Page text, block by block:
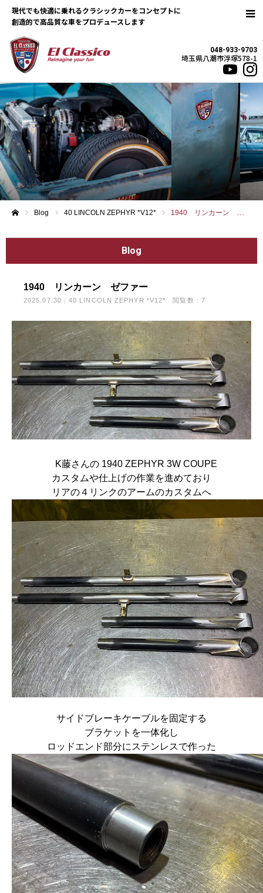
現代でも快適に乗れるクラシックカーをコンセプトに
048-933-9703
埼玉県八潮市浮塚578-1
Blog 40 LINCOLN ZEPHYR *V12* 1940 リンカーン ゼファー
Blog
1940 リンカーン ゼファー
2025.07.30 40 LINCOLN ZEPHYR *V12* 閲覧数：7
K藤さんの 1940 ZEPHYR 3W COUPE
カスタムや仕上げの作業を進めており
リアの４リンクのアームのカスタムへ
サイドブレーキケーブルを固定する
ブラケットを一体化し
ロッドエンド部分にステンレスで作った